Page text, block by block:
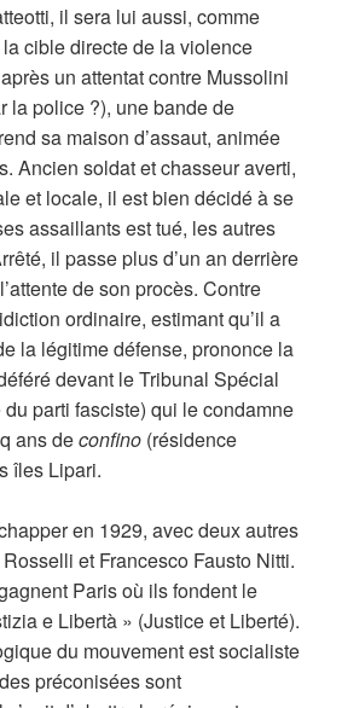
il sera lui aussi, comme
la cible directe de la violence
un attentat contre Mussolini
la police ?), une bande de
sa maison d’assaut, animée
Ancien soldat et chasseur averti,
et locale, il est bien décidé à se
assaillants est tué, les autres
il passe plus d’un an derrière
de son procès. Contre
ordinaire, estimant qu’il a
la légitime défense, prononce la
devant le Tribunal Spécial
parti fasciste) qui le condamne
ans deconfino (résidence
îles Lipari.
en 1929, avec deux autres
et Francesco Fausto Nitti.
Paris où ils fondent le
e Libertà » (Justice et Liberté).
du mouvement est socialiste
préconisées sont